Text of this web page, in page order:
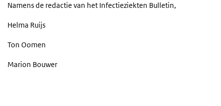
Namens de redactie van het Infectieziekten Bulletin,
Helma Ruijs
Ton Oomen
Marion Bouwer